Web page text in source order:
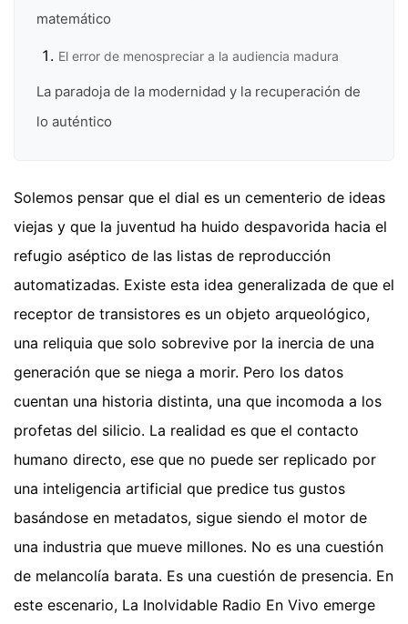
matemático
El error de menospreciar a la audiencia madura
La paradoja de la modernidad y la recuperación de
lo auténtico
Solemos pensar que el dial es un cementerio de ideas
viejas y que la juventud ha huido despavorida hacia el
refugio aséptico de las listas de reproducción
automatizadas. Existe esta idea generalizada de que el
receptor de transistores es un objeto arqueológico,
una reliquia que solo sobrevive por la inercia de una
generación que se niega a morir. Pero los datos
cuentan una historia distinta, una que incomoda a los
profetas del silicio. La realidad es que el contacto
humano directo, ese que no puede ser replicado por
una inteligencia artificial que predice tus gustos
basándose en metadatos, sigue siendo el motor de
una industria que mueve millones. No es una cuestión
de melancolía barata. Es una cuestión de presencia. En
este escenario, La Inolvidable Radio En Vivo emerge